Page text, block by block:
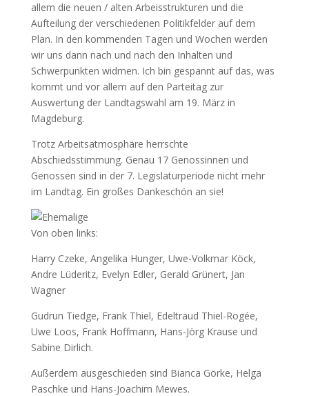
allem die neuen / alten Arbeisstrukturen und die
Aufteilung der verschiedenen Politikfelder auf dem
Plan. In den kommenden Tagen und Wochen werden
wir uns dann nach und nach den Inhalten und
Schwerpunkten widmen. Ich bin gespannt auf das, was
kommt und vor allem auf den Parteitag zur
Auswertung der Landtagswahl am 19. März in
Magdeburg.
Trotz Arbeitsatmosphäre herrschte
Abschiedsstimmung. Genau 17 Genossinnen und
Genossen sind in der 7. Legislaturperiode nicht mehr
im Landtag. Ein großes Dankeschön an sie!
Von oben links:
Harry Czeke, Angelika Hunger, Uwe-Volkmar Köck,
Andre Lüderitz, Evelyn Edler, Gerald Grünert, Jan
Wagner
Gudrun Tiedge, Frank Thiel, Edeltraud Thiel-Rogée,
Uwe Loos, Frank Hoffmann, Hans-Jörg Krause und
Sabine Dirlich.
Außerdem ausgeschieden sind Bianca Görke, Helga
Paschke und Hans-Joachim Mewes.